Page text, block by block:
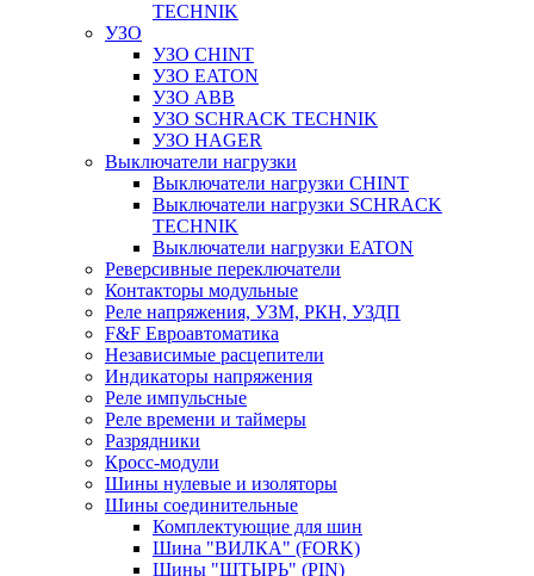
TECHNIK
УЗО
УЗО CHINT
УЗО EATON
УЗО ABB
УЗО SCHRACK TECHNIK
УЗО HAGER
Выключатели нагрузки
Выключатели нагрузки CHINT
Выключатели нагрузки SCHRACK
TECHNIK
Выключатели нагрузки EATON
Реверсивные переключатели
Контакторы модульные
Реле напряжения, УЗМ, РКН, УЗДП
F&F Евроавтоматика
Независимые расцепители
Индикаторы напряжения
Реле импульсные
Реле времени и таймеры
Разрядники
Кросс-модули
Шины нулевые и изоляторы
Шины соединительные
Комплектующие для шин
Шина "ВИЛКА" (FORK)
Шины "ШТЫРЬ" (PIN)